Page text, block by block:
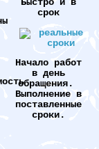
Быстро и в
срок
Начало работ
в день
обращения.
Выполнение в
поставленные
сроки.